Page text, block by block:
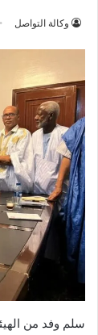
وكالة التواصل
سلم وفد من